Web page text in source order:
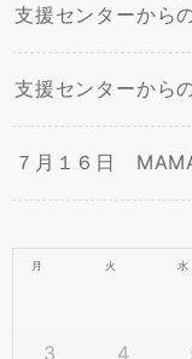
支援センターから
支援センターから
７月１６日
月 火 水
3
4